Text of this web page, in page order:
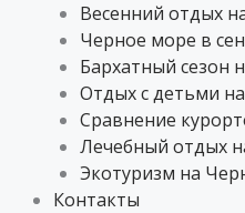
Весенний отдых
Черное море в
Бархатный сезон
Отдых с детьми
Сравнение
Лечебный отдых
Экотуризм на
Контакты